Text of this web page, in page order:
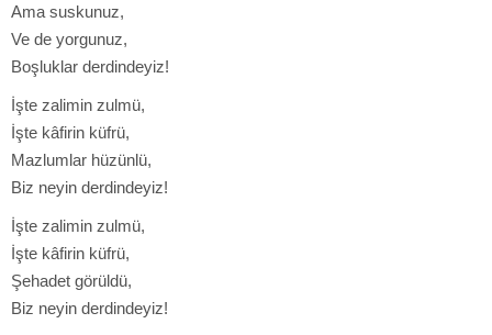
Ama suskunuz,
Ve de yorgunuz,
Boşluklar derdindeyiz!
İşte zalimin zulmü,
İşte kâfirin küfrü,
Mazlumlar hüzünlü,
Biz neyin derdindeyiz!
İşte zalimin zulmü,
İşte kâfirin küfrü,
Şehadet görüldü,
Biz neyin derdindeyiz!